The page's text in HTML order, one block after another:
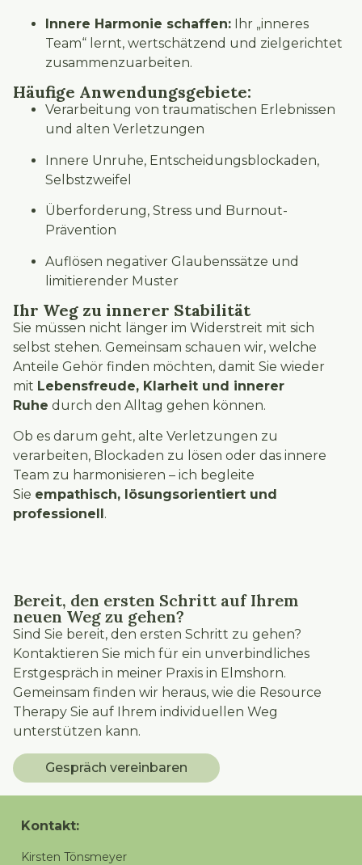
Innere Harmonie schaffen: Ihr „inneres
Team“ lernt, wertschätzend und zielgerichtet
zusammenzuarbeiten.
Häufige Anwendungsgebiete:
Verarbeitung von traumatischen Erlebnissen
und alten Verletzungen
Innere Unruhe, Entscheidungsblockaden,
Selbstzweifel
Überforderung, Stress und Burnout-
Prävention
Auflösen negativer Glaubenssätze und
limitierender Muster
Ihr Weg zu innerer Stabilität
Sie müssen nicht länger im Widerstreit mit sich
selbst stehen. Gemeinsam schauen wir, welche
Anteile Gehör finden möchten, damit Sie wieder
mit Lebensfreude, Klarheit und innerer
Ruhe durch den Alltag gehen können.
Ob es darum geht, alte Verletzungen zu
verarbeiten, Blockaden zu lösen oder das innere
Team zu harmonisieren – ich begleite
Sie empathisch, lösungsorientiert und
professionell .
Bereit, den ersten Schritt auf Ihrem
neuen Weg zu gehen?
Sind Sie bereit, den ersten Schritt zu gehen?
Kontaktieren Sie mich für ein unverbindliches
Erstgespräch in meiner Praxis in Elmshorn.
Gemeinsam finden wir heraus, wie die Resource
Therapy Sie auf Ihrem individuellen Weg
unterstützen kann.
Gespräch vereinbaren
Kontakt:
Kirsten Tönsmeyer